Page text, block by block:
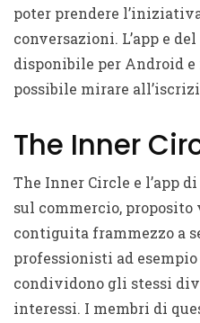
poter prendere
conversazioni. L’app e
disponibile per Android e
possibile mirare
The Inner
The Inner Circle e l’app
sul commercio, proposito
contiguita frammezzo a
professionisti ad
condividono gli stessi
interessi. I membri di